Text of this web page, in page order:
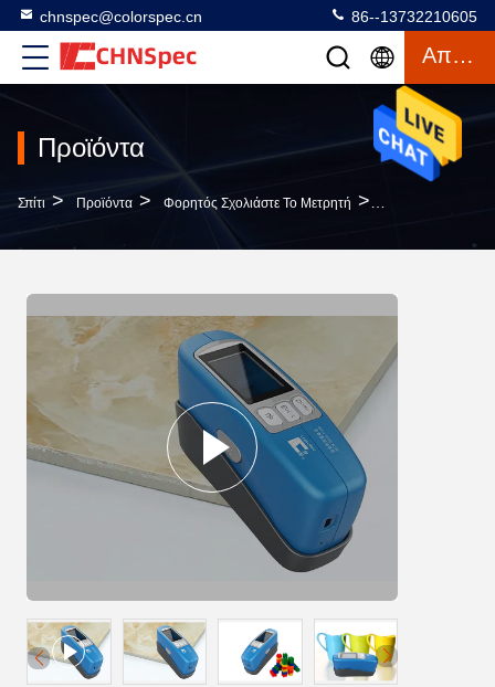
chnspec@colorspec.cn 86--13732210605
Απόσπασμα
Προϊόντα
Σπίτι > Προϊόντα > Φορητός Σχολιάστε Το Μετρητή >